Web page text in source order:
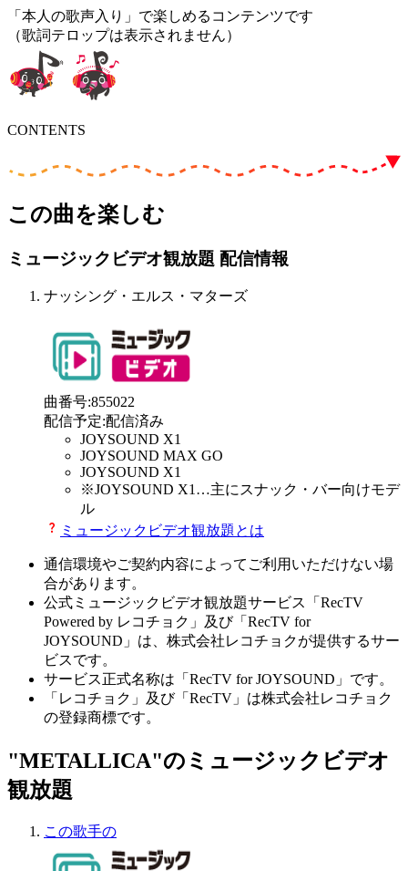
「本人の歌声入り」で楽しめるコンテンツです
（歌詞テロップは表示されません）
CONTENTS
この曲を楽しむ
ミュージックビデオ観放題 配信情報
ナッシング・エルス・マターズ
曲番号:855022
配信予定:配信済み
JOYSOUND X1
JOYSOUND MAX GO
JOYSOUND X1
※JOYSOUND X1 …主にスナック・バー向けモデ
ル
ミュージックビデオ観放題とは
通信環境やご契約内容によってご利用いただけない場
合があります。
公式ミュージックビデオ観放題サービス「RecTV
Powered by レコチョク」及び「RecTV for
JOYSOUND」は、株式会社レコチョクが提供するサー
ビスです。
サービス正式名称は「RecTV for JOYSOUND」です。
「レコチョク」及び「RecTV」は株式会社レコチョク
の登録商標です。
"METALLICA"のミュージックビデオ
観放題
この歌手の